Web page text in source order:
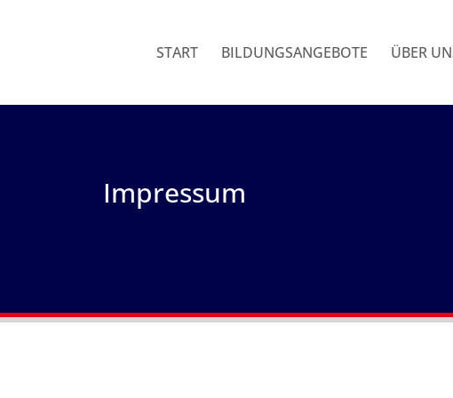
START BILDUNGSANGEBOTE ÜBER
Impressum